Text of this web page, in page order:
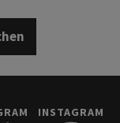
INSTAGRAM